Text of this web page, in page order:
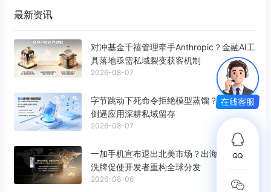
最新资讯
对冲基金千禧管理牵手Anthropic？金融AI工
具落地亟需私域裂变获客机制
2026-08-07
字节跳动下死命令拒绝模型蒸馏？底层自研
倒逼应用深耕私域留存
2026-08-07
一加手机宣布退出北美市场？出海智能终端
洗牌促使开发者重构全球分发
2026-08-06